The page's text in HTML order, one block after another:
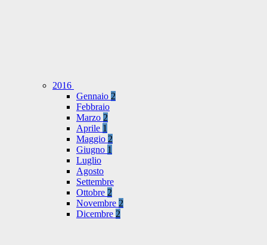
2016
Gennaio 2
Febbraio
Marzo 2
Aprile 1
Maggio 2
Giugno 1
Luglio
Agosto
Settembre
Ottobre 2
Novembre 2
Dicembre 2